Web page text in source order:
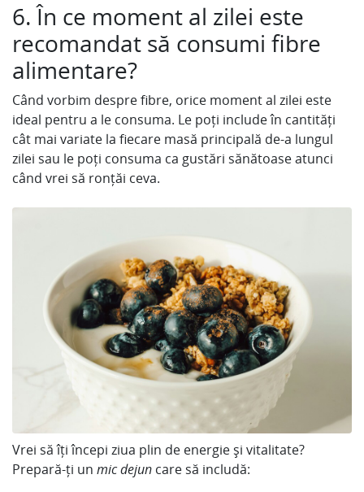
6. În ce moment al zilei este
recomandat să consumi fibre
alimentare?
Când vorbim despre fibre, orice moment al zilei este
ideal pentru a le consuma. Le poți include în cantități
cât mai variate la fiecare masă principală de-a lungul
zilei sau le poți consuma ca gustări sănătoase atunci
când vrei să ronțăi ceva.
Vrei să îți începi ziua plin de energie și vitalitate?
Prepară-ți un mic dejun care să includă: